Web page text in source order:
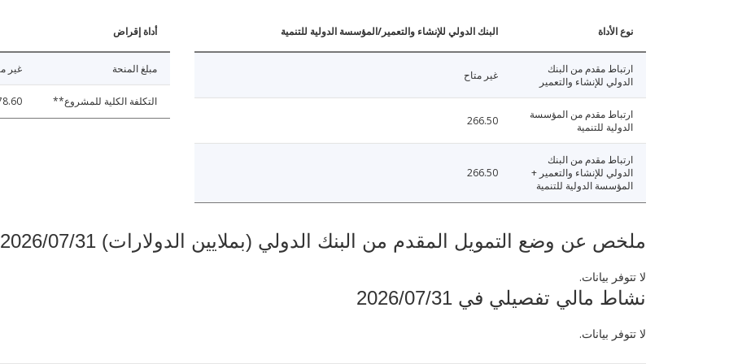
نوع الأداة البنك الدولي للإنشاء والتعمير/المؤسسة الدولية للتنمية
ارتباط مقدم من البنك
الدولي للإنشاء والتعمير
غير متاح
ارتباط مقدم من المؤسسة
الدولية للتنمية
266.50
ارتباط مقدم من البنك
الدولي للإنشاء والتعمير +
المؤسسة الدولية للتنمية
266.50
أداة إقراض
مبلغ المنحة غير
التكلفة الكلية للمشروع**
ملخص عن وضع التمويل المقدم من البنك الدولي (بملايين الدولارات) 2026/07/31
لا تتوفر بيانات.
نشاط مالي تفصيلي في 2026/07/31
لا تتوفر بيانات.